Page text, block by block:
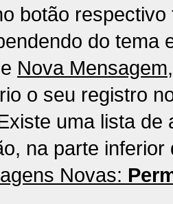
botão
do tema
Nova Mensagem
o seu registro
uma lista
na parte
Novas: